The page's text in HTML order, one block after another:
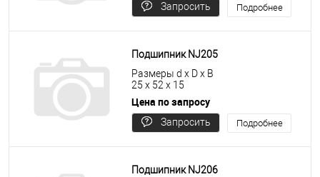
Запросить
Подробнее
Подшипник NJ205
Размеры d x D x B
25 x 52 x 15
Цена по запросу
Запросить
Подробнее
Подшипник NJ206